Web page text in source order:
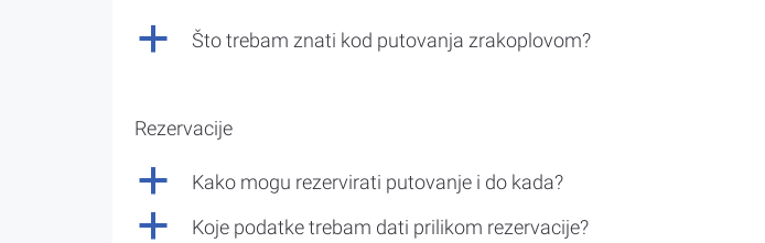
a Što trebam znati kod putovanja zrakoplovom?
Rezervacije
a Kako mogu rezervirati putovanje i do kada?
a Koje podatke trebam dati prilikom rezervacije?